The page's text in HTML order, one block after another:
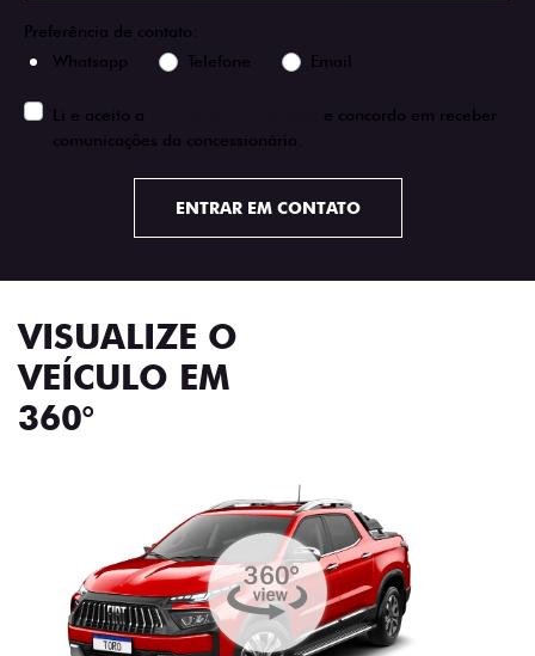
Preferência de contato:
Whatsapp
Telefone Email
Li e aceito a
e concordo em receber
comunicações da concessionária.
ENTRAR EM CONTATO
VISUALIZE O
VEÍCULO EM
360°